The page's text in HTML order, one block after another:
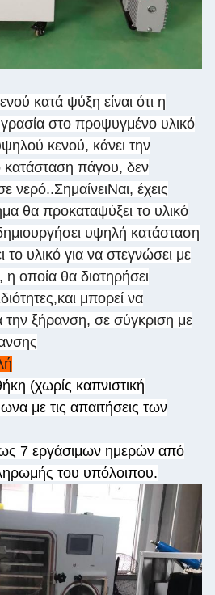
κατά ψύξη είναι ότι η
στο προψυγμένο υλικό
κενού, κάνει την
πάγου, δεν
νερό..ΣημαίνειΝαι, έχεις
θα προκαταψύξει το υλικό
υψηλή κατάσταση
το υλικό για να στεγνώσει με
οποία θα διατηρήσει
μπορεί να
την ξήρανση, σε σύγκριση με
(χωρίς καπνιστική
με τις απαιτήσεις των
7 εργάσιμων ημερών από
του υπόλοιπου.